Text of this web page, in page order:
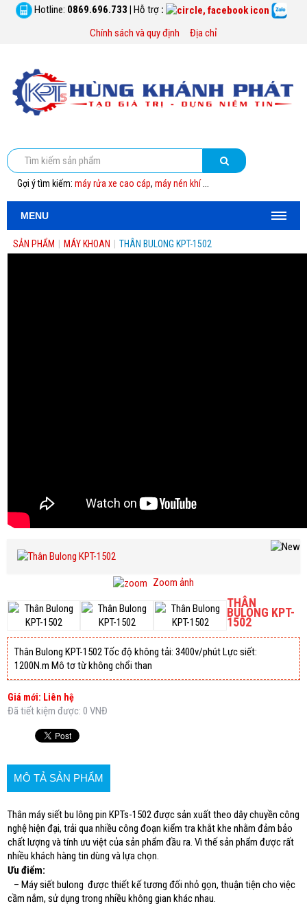
Hotline: 0869.696.733 | Hỗ trợ :
Chính sách và quy định
Địa chỉ
Gợi ý tìm kiếm: máy rửa xe cao cáp, máy nén khí...
MENU
SẢN PHẨM MÁY KHOAN THÂN BULONG KPT-1502
Zoom ảnh
THÂN
BULONG KPT-
1502
Thân Bulong KPT-1502 Tốc độ không tải: 3400v/phút Lực siết:
1200N.m Mô tơ từ không chổi than
Giá mới: Liên hệ
Đã tiết kiệm được: 0 VNĐ
MÔ TẢ SẢN PHẨM
Thân máy siết bu lông pin KPTs-1502 được sản xuất theo dây chuyền công
nghệ hiện đại, trải qua nhiều công đoạn kiểm tra khắt khe nhằm đảm bảo
chất lượng và tính ưu việt của sản phẩm đầu ra. Vì thế sản phẩm được rất
nhiều khách hàng tin dùng và lựa chọn.
Ưu điểm:
– Máy siết bulong được thiết kế tương đối nhỏ gọn, thuận tiện cho việc
cầm nắm, sử dụng trong nhiều không gian khác nhau.